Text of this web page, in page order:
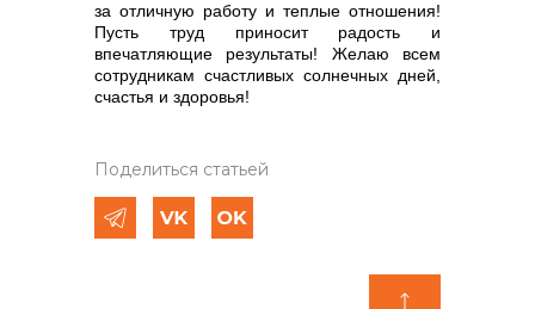
за отличную работу и теплые отношения!
Пусть труд приносит радость и
впечатляющие результаты! Желаю всем
сотрудникам счастливых солнечных дней,
счастья и здоровья!
Поделиться статьей